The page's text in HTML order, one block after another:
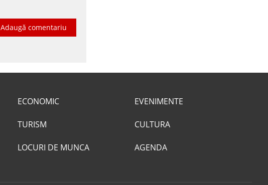
Adaugă comentariu
ECONOMIC
TURISM
LOCURI DE MUNCA
EVENIMENTE
CULTURA
AGENDA